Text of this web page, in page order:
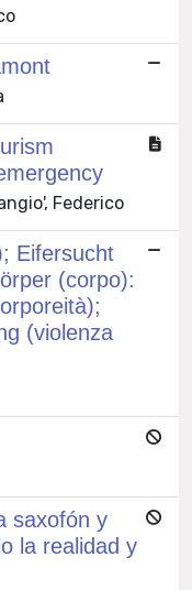
Federico
Eifersucht
(corpo):
(violenza
saxofón y
la realidad y